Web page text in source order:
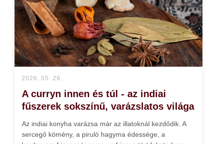
2026. 05. 26.
A curryn innen és túl - az indiai
fűszerek sokszínű, varázslatos világa
Az indiai konyha varázsa már az illatoknál kezdődik. A
sercegő kömény, a piruló hagyma édessége, a